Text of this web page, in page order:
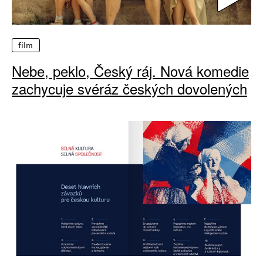
film
Nebe, peklo, Český ráj. Nová komedie
zachycuje svéráz českých dovolených